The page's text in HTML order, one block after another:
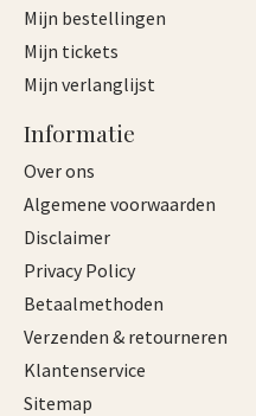
Mijn bestellingen
Mijn tickets
Mijn verlanglijst
Informatie
Over ons
Algemene voorwaarden
Disclaimer
Privacy Policy
Betaalmethoden
Verzenden & retourneren
Klantenservice
Sitemap